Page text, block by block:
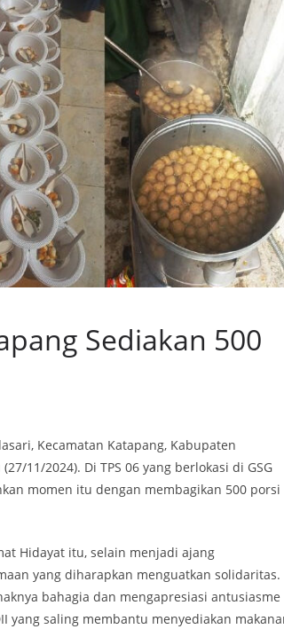
Sediakan 500
Kecamatan Katapang, Kabupaten
11/2024). Di TPS 06 yang berlokasi di GSG
momen itu dengan membagikan 500 porsi
Hidayat itu, selain menjadi ajang
yang diharapkan menguatkan solidaritas.
bahagia dan mengapresiasi antusiasme
yang saling membantu menyediakan